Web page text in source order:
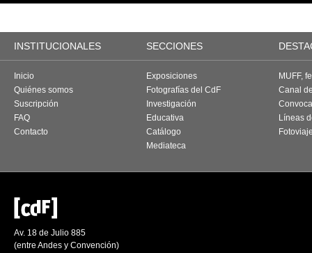
INSTITUCIONALES SECCIONES
Inicio
Quiénes somos
Suscripción
FAQ
Contacto
Exposiciones
Fotografías del CdF
Investigación
Educativa
Catálogo
Mediateca
MUFF,
Canal
Líneas
Av. 18 de Julio 885
(entre Andes y Convención)